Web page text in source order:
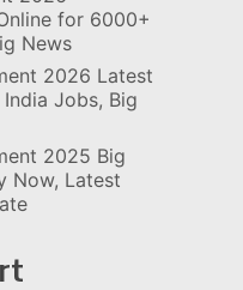
for 6000+
News
2026 Latest
Jobs, Big
2025 Big
Now, Latest